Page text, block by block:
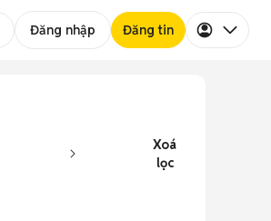
Đăng nhập Đăng tin
Xoá
lọc